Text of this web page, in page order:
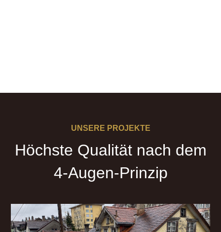
UNSERE PROJEKTE
Höchste Qualität nach dem
4-Augen-Prinzip